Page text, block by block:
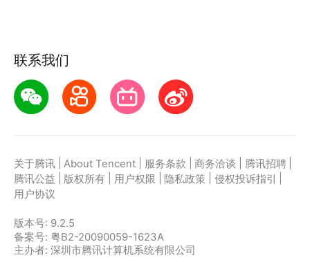
联系我们
关于腾讯 About Tencent 服务条款 商务洽谈 腾讯招聘
腾讯公益
版权所有 用户权限 隐私政策 侵权投诉指引
用户协议
版本号: 9.2.5
备案号: 粤B2-20090059-1623A
主办者: 深圳市腾讯计算机系统有限公司